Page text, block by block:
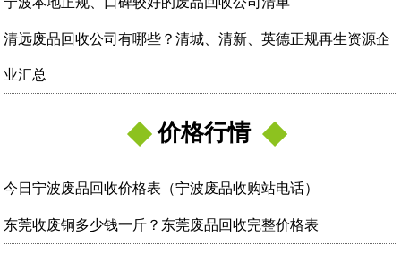
清远废品回收公司有哪些？清城、清新、英德正规再生资源企
业汇总
价格行情
今日宁波废品回收价格表（宁波废品收购站电话）
东莞收废铜多少钱一斤？东莞废品回收完整价格表